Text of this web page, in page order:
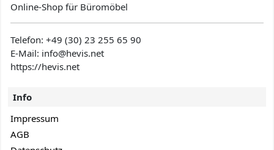
Online-Shop für Büromöbel
Telefon:+49 (30) 23 255 65 90
E-Mail: info@hevis.net
https://hevis.net
Info
Impressum
AGB